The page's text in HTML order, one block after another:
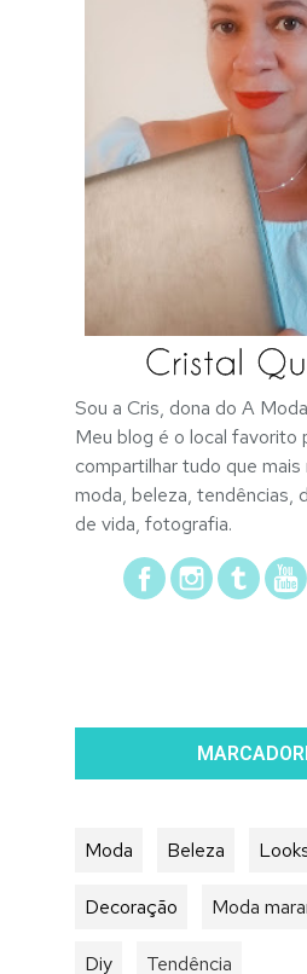
Sou a Cris, dona do A
Meu blog é o local favorito
compartilhar tudo que mais
moda, beleza, tendências,
de vida, fotografia.
Moda Beleza
Decoração Moda
Diy Tendência